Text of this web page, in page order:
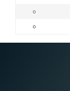
0
0